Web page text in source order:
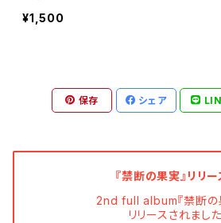
¥1,500
保存 シェア
『禁断の果実』リリ
2nd full album『禁断の
リリースされました